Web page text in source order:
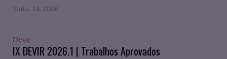
maio. 14, 2026
Devir
IX DEVIR 2026.1 | Trabalhos Aprovados